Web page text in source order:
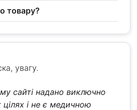
товару?
увагу.
сайті надано виключно
цілях і не є медичною